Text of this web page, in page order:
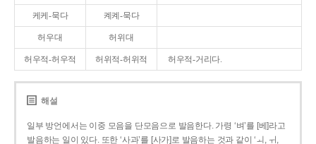
케케-묵다 켸켸-묵다
허우대 허위대
허우적-허우적 허위적-허위적 허우적-거리다.
해설
일부 방언에서는 이중 모음을 단모음으로 발음한다. 가령 ‘벼’를 [베]라고
발음하는 일이 있다. 또한 ‘사과’를 [사가]로 발음하는 것과 같이 ‘ㅚ, ㅟ,